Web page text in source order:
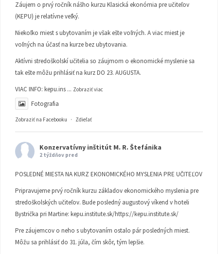
Záujem o prvý ročník nášho kurzu Klasická ekonómia pre učiteľov
(KEPU) je relatívne veľký.
Niekoľko miest s ubytovaním je však ešte voľných. A viac miest je
voľných na účasť na kurze bez ubytovania.
Aktívni stredoškolskí učitelia so záujmom o ekonomické myslenie sa
tak ešte môžu prihlásiť na kurz DO 23. AUGUSTA.
VIAC INFO: kepu.ins ... Zobraziť viac
Fotografia
Zobraziť na Facebooku · Zdieľať
Konzervatívny inštitút M. R. Štefánika
2 týždňov pred
POSLEDNÉ MIESTA NA KURZ EKONOMICKÉHO MYSLENIA PRE UČITEĽOV
Pripravujeme prvý ročník kurzu základov ekonomického myslenia pre
stredoškolských učiteľov. Bude posledný augustový víkend v hoteli
Bystrička pri Martine: kepu.institute.sk/https://kepu.institute.sk/
Pre záujemcov o neho s ubytovaním ostalo pár posledných miest.
Môžu sa prihlásiť do 31. júla, čím skôr, tým lepšie.